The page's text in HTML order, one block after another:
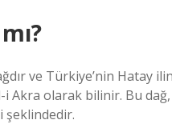
ve Türkiye’nin Hatay
i Akra olarak bilinir. Bu
şeklindedir.